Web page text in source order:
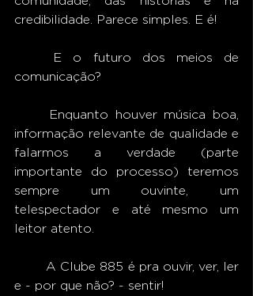
credibilidade. Parece simples. E é!
comunicação?
informação relevante de qualidade e
falarmos a verdade (parte
importante do processo) teremos
sempre um ouvinte, um
telespectador e até mesmo um
leitor atento.
e - por que não? - sentir!